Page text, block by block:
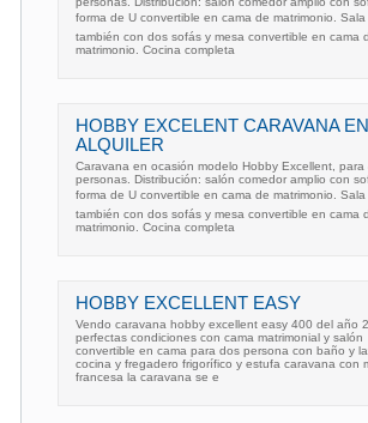
forma de U convertible en cama de matrimonio.
también con dos sofás y mesa convertible en cama
matrimonio. Cocina completa
HOBBY EXCELENT CARAVANA EN
ALQUILER
Caravana en ocasión modelo Hobby Excellent, para
personas. Distribución: salón comedor amplio con
forma de U convertible en cama de matrimonio.
también con dos sofás y mesa convertible en cama
matrimonio. Cocina completa
HOBBY EXCELLENT EASY
Vendo caravana hobby excellent easy 400 del año
perfectas condiciones con cama matrimonial y salón
convertible en cama para dos persona con baño y
cocina y fregadero frigorífico y estufa caravana con
francesa la caravana se e